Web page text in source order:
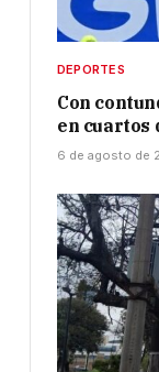
DEPORTES
Con
en cuartos
6 de agosto de